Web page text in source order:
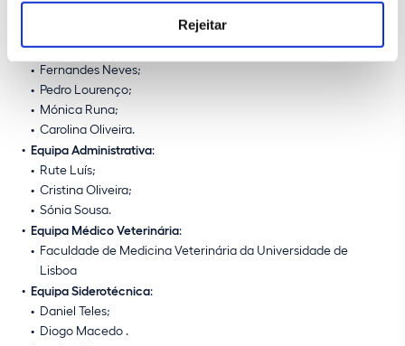
Rejeitar
Zulmiro Malaquias;
Fernandes Neves;
Pedro Lourenço;
Mónica Runa;
Carolina Oliveira.
Equipa Administrativa:
Rute Luís;
Cristina Oliveira;
Sónia Sousa.
Equipa Médico Veterinária:
Faculdade de Medicina Veterinária da Universidade de
Lisboa
Equipa Siderotécnica:
Daniel Teles;
Diogo Macedo .